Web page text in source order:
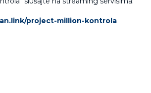
project-million-kontrola